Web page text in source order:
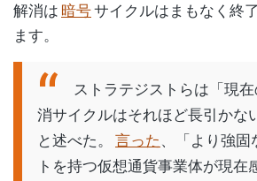
解消は暗号サイクルはまもなく終
ます。
ストラテジストらは「現
消サイクルはそれほど長引かな
と述べた。 言った、「より強固
トを持つ仮想通貨事業体が現在